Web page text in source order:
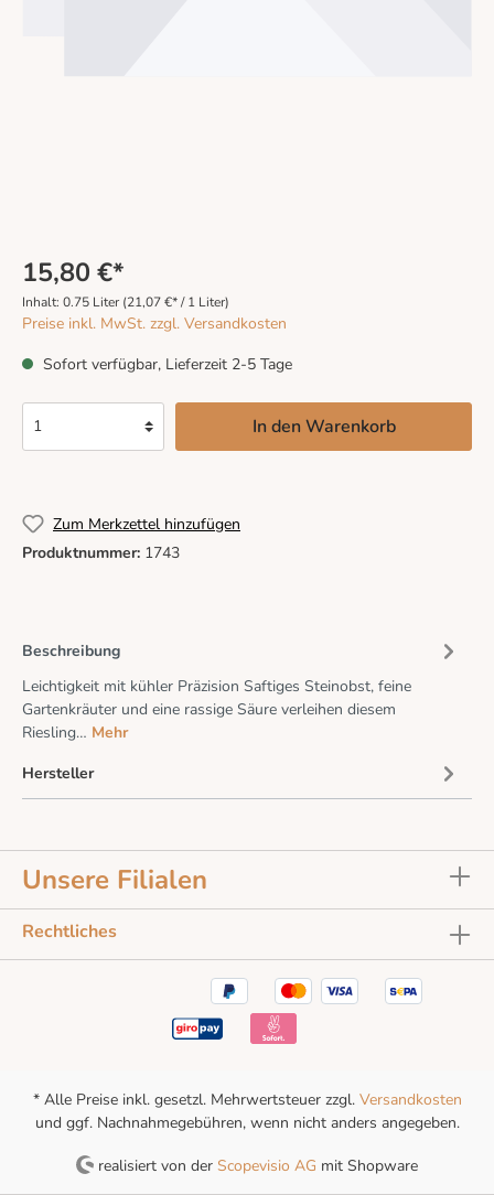
15,80 €*
Inhalt: 0.75 Liter (21,07 €* / 1 Liter)
Preise inkl. MwSt. zzgl. Versandkosten
Sofort verfügbar, Lieferzeit 2-5 Tage
In den Warenkorb
Zum Merkzettel hinzufügen
Produktnummer: 1743
Beschreibung
Leichtigkeit mit kühler Präzision Saftiges Steinobst, feine
Gartenkräuter und eine rassige Säure verleihen diesem
Riesling… Mehr
Hersteller
Unsere Filialen
Rechtliches
* Alle Preise inkl. gesetzl. Mehrwertsteuer zzgl. Versandkosten
und ggf. Nachnahmegebühren, wenn nicht anders angegeben.
realisiert von derScopevisio AG mit Shopware